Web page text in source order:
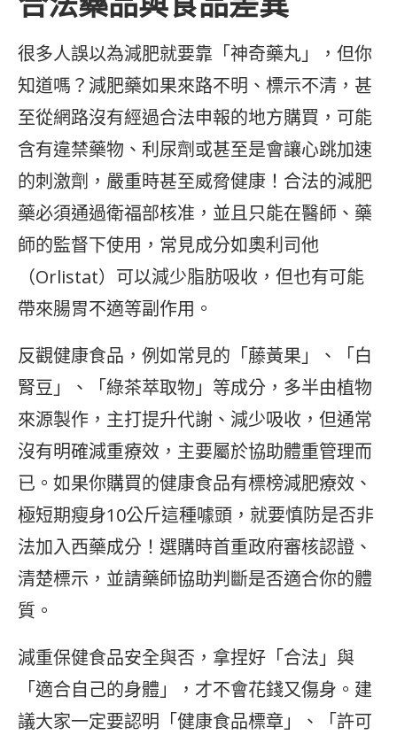
很多人誤以為減肥就要靠「神奇藥丸」，但你
知道嗎？減肥藥如果來路不明、標示不清，甚
至從網路沒有經過合法申報的地方購買，可能
含有違禁藥物、利尿劑或甚至是會讓心跳加速
的刺激劑，嚴重時甚至威脅健康！合法的減肥
藥必須通過衛福部核准，並且只能在醫師、藥
師的監督下使用，常見成分如奧利司他
（Orlistat）可以減少脂肪吸收，但也有可能
帶來腸胃不適等副作用。
反觀健康食品，例如常見的「藤黃果」、「白
腎豆」、「綠茶萃取物」等成分，多半由植物
來源製作，主打提升代謝、減少吸收，但通常
沒有明確減重療效，主要屬於協助體重管理而
已。如果你購買的健康食品有標榜減肥療效、
極短期瘦身10公斤這種噱頭，就要慎防是否非
法加入西藥成分！選購時首重政府審核認證、
清楚標示，並請藥師協助判斷是否適合你的體
質。
減重保健食品安全與否，拿捏好「合法」與
「適合自己的身體」，才不會花錢又傷身。建
議大家一定要認明「健康食品標章」、「許可